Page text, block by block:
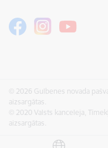
© 2026 Gulbenes novada
aizsargātas.
© 2020 Valsts kanceleja,
aizsargātas.